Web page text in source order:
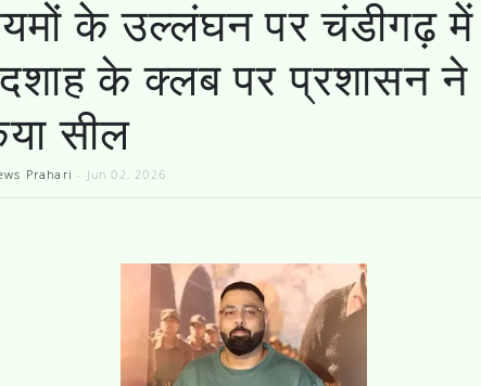
के उल्लंघन पर चंडीगढ़ में
के क्लब पर प्रशासन ने
सील
Prahari - Jun 02, 2026